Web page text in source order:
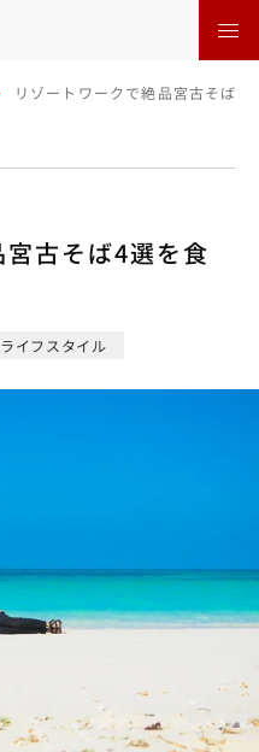
リゾートワークで絶品宮古そば4
古そば4選を食
ライフスタイル